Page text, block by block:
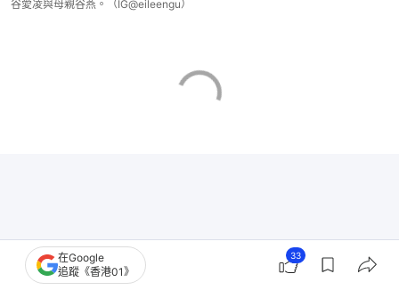
谷愛凌與母親谷燕。（IG@eileengu）
在Google
追蹤《香港01》
33